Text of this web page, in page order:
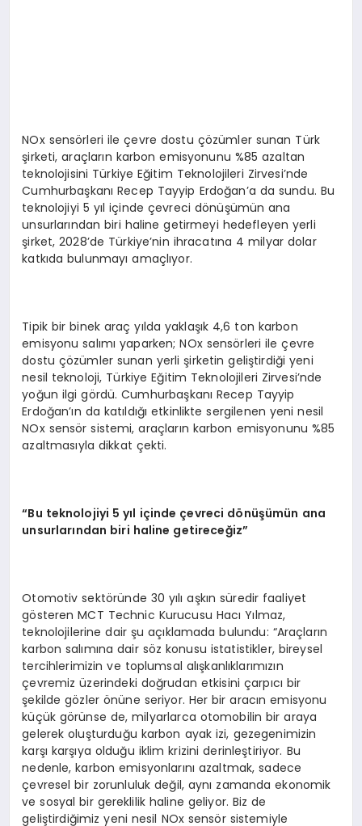
NOx sensörleri ile çevre dostu çözümler sunan Türk
şirketi, araçların karbon emisyonunu %85 azaltan
teknolojisini Türkiye Eğitim Teknolojileri Zirvesi’nde
Cumhurbaşkanı Recep Tayyip Erdoğan’a da sundu. Bu
teknolojiyi 5 yıl içinde çevreci dönüşümün ana
unsurlarından biri haline getirmeyi hedefleyen yerli
şirket, 2028’de Türkiye’nin ihracatına 4 milyar dolar
katkıda bulunmayı amaçlıyor.
Tipik bir binek araç yılda yaklaşık 4,6 ton karbon
emisyonu salımı yaparken; NOx sensörleri ile çevre
dostu çözümler sunan yerli şirketin geliştirdiği yeni
nesil teknoloji, Türkiye Eğitim Teknolojileri Zirvesi’nde
yoğun ilgi gördü. Cumhurbaşkanı Recep Tayyip
Erdoğan’ın da katıldığı etkinlikte sergilenen yeni nesil
NOx sensör sistemi, araçların karbon emisyonunu %85
azaltmasıyla dikkat çekti.
“Bu teknolojiyi 5 yıl içinde çevreci dönüşümün ana
unsurlarından biri haline getireceğiz”
Otomotiv sektöründe 30 yılı aşkın süredir faaliyet
gösteren MCT Technic Kurucusu Hacı Yılmaz,
teknolojilerine dair şu açıklamada bulundu: “Araçların
karbon salımına dair söz konusu istatistikler, bireysel
tercihlerimizin ve toplumsal alışkanlıklarımızın
çevremiz üzerindeki doğrudan etkisini çarpıcı bir
şekilde gözler önüne seriyor. Her bir aracın emisyonu
küçük görünse de, milyarlarca otomobilin bir araya
gelerek oluşturduğu karbon ayak izi, gezegenimizin
karşı karşıya olduğu iklim krizini derinleştiriyor. Bu
nedenle, karbon emisyonlarını azaltmak, sadece
çevresel bir zorunluluk değil, aynı zamanda ekonomik
ve sosyal bir gereklilik haline geliyor. Biz de
geliştirdiğimiz yeni nesil NOx sensör sistemiyle